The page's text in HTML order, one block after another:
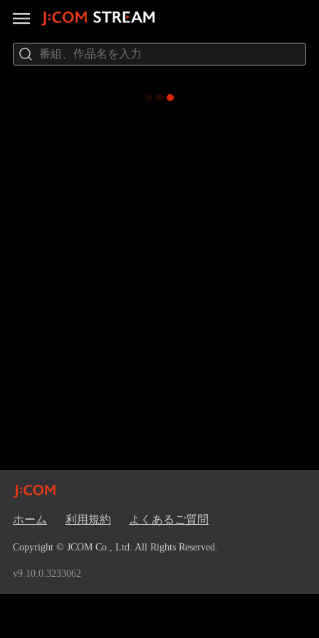
ホーム 利用規約 よくあるご質問
Copyright © JCOM Co., Ltd. All Rights Reserved.
v9.10.0.3233062